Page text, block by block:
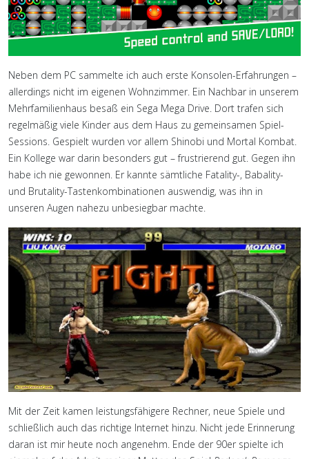
Neben dem PC sammelte ich auch erste Konsolen-Erfahrungen –
allerdings nicht im eigenen Wohnzimmer. Ein Nachbar in unserem
Mehrfamilienhaus besaß ein Sega Mega Drive. Dort trafen sich
regelmäßig viele Kinder aus dem Haus zu gemeinsamen Spiel-
Sessions. Gespielt wurden vor allem Shinobi und Mortal Kombat.
Ein Kollege war darin besonders gut – frustrierend gut. Gegen ihn
habe ich nie gewonnen. Er kannte sämtliche Fatality-, Babality-
und Brutality-Tastenkombinationen auswendig, was ihn in
unseren Augen nahezu unbesiegbar machte.
Mit der Zeit kamen leistungsfähigere Rechner, neue Spiele und
schließlich auch das richtige Internet hinzu. Nicht jede Erinnerung
daran ist mir heute noch angenehm. Ende der 90er spielte ich